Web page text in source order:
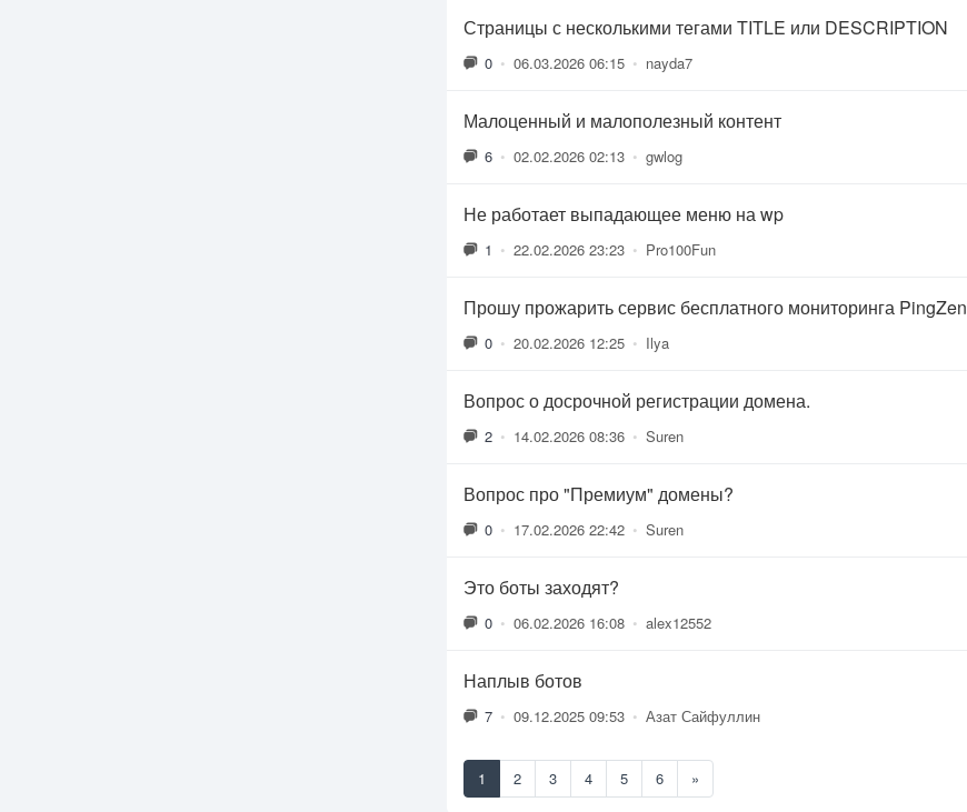
Страницы с несколькими тегами TITLE или DESCRIPTION
0 • 06.03.2026 06:15 • nayda7
Малоценный и малополезный контент
6 • 02.02.2026 02:13 • gwlog
Не работает выпадающее меню на wp
1 • 22.02.2026 23:23 • Pro100Fun
Прошу прожарить сервис бесплатного мониторинга PingZen
0 • 20.02.2026 12:25 • Ilya
Вопрос о досрочной регистрации домена.
2 • 14.02.2026 08:36 • Suren
Вопрос про "Премиум" домены?
0 • 17.02.2026 22:42 • Suren
Это боты заходят?
0 • 06.02.2026 16:08 • alex12552
Наплыв ботов
7 • 09.12.2025 09:53 • Азат Сайфуллин
1 2 3 4 5 6 »